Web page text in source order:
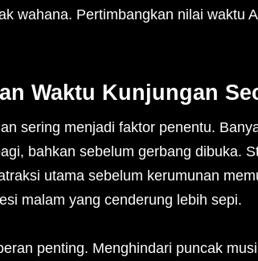
wahana. Pertimbangkan nilai waktu
Waktu Kunjungan
sering menjadi faktor penentu.
bahkan sebelum gerbang dibuka.
utama sebelum kerumunan
malam yang cenderung lebih sepi.
penting. Menghindari puncak